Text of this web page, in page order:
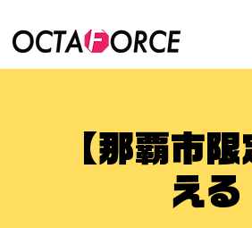
【那覇市
える